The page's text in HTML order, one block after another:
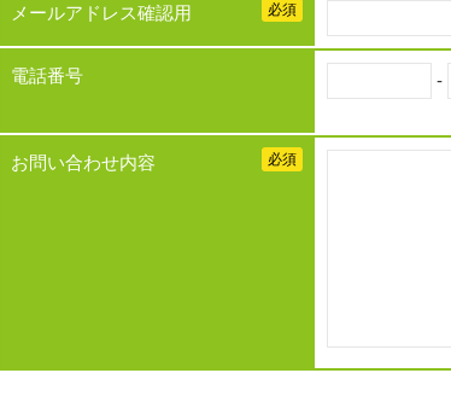
メールアドレス確認用 必須
電話番号 -
お問い合わせ内容 必須